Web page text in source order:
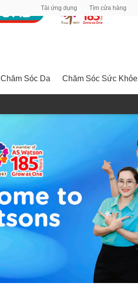
Tải ứng dụng Tìm cửa hàng
Chăm Sóc Da Chăm Sóc Sức Khỏe